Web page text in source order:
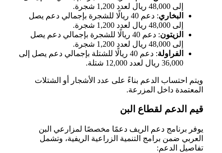
إلى 48,000 ريال لعدد 1,200 شجرة.
البخاري
: دعم 40 ريالًا للشجرة بإجمالي دعم يصل
إلى 48,000 ريال لعدد 1,200 شجرة.
الزيتون
: دعم 40 ريالًا للشجرة بإجمالي دعم يصل
إلى 48,000 ريال لعدد 1,200 شجرة.
الفراولة
: دعم 40 ريالًا للشتلة بإجمالي دعم يصل إلى
36,000 ريال لعدد 12,000 شتلة.
ويتم احتساب الدعم بناءً على عدد الأشجار أو الشتلات
المعتمدة داخل المزرعة.
قيم الدعم لقطاع البن
يوفر برنامج دعم الريف دعمًا مخصصًا لمزارعي البن
العربي ضمن برامج التنمية الزراعية الريفية، وتشمل
تفاصيل الدعم: